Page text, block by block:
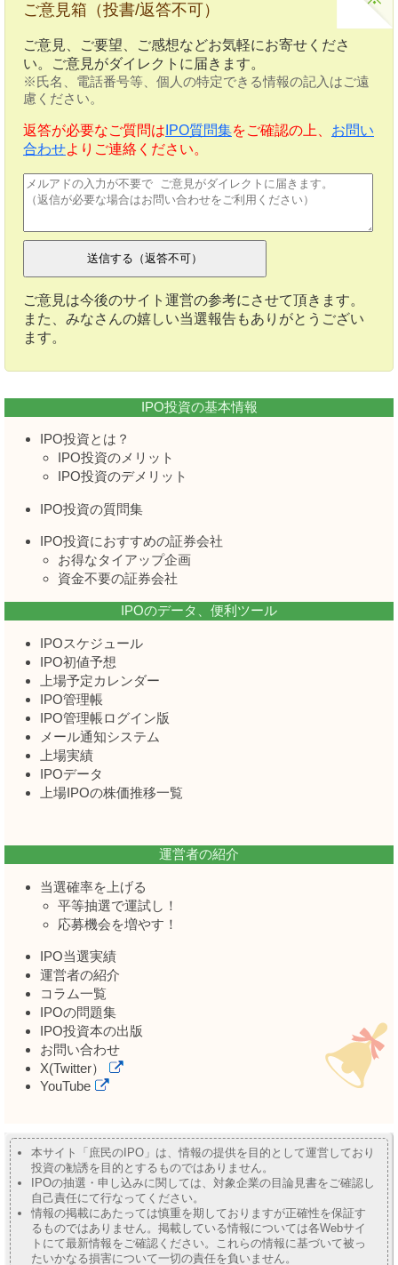
ご意見箱（投書/返答不可）
ご意見、ご要望、ご感想などお気軽にお寄せくださ
い。ご意見がダイレクトに届きます。
※氏名、電話番号等、個人の特定できる情報の記入はご遠
慮ください。
返答が必要なご質問は IPO質問集をご確認の上、 お問い
合わせよりご連絡ください。
ご意見は今後のサイト運営の参考にさせて頂きます。
また、みなさんの嬉しい当選報告もありがとうござい
ます。
IPO投資の基本情報
IPO投資とは？
IPO投資のメリット
IPO投資のデメリット
IPO投資の質問集
IPO投資におすすめの証券会社
お得なタイアップ企画
資金不要の証券会社
IPOのデータ、便利ツール
IPOスケジュール
IPO初値予想
上場予定カレンダー
IPO管理帳
IPO管理帳ログイン版
メール通知システム
上場実績
IPOデータ
上場IPOの株価推移一覧
運営者の紹介
当選確率を上げる
平等抽選で運試し！
応募機会を増やす！
IPO当選実績
運営者の紹介
コラム一覧
IPOの問題集
IPO投資本の出版
お問い合わせ
X(Twitter）
YouTube
本サイト「庶民のIPO」は、情報の提供を目的として運営しており
投資の勧誘を目的とするものではありません。
IPOの抽選・申し込みに関しては、対象企業の目論見書をご確認し
自己責任にて行なってください。
情報の掲載にあたっては慎重を期しておりますが正確性を保証す
るものではありません。掲載している情報については各Webサイ
トにて最新情報をご確認ください。これらの情報に基づいて被っ
たいかなる損害について一切の責任を負いません。